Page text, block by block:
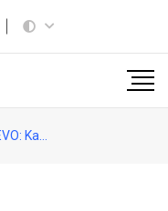
Nikšić našao lokaciju